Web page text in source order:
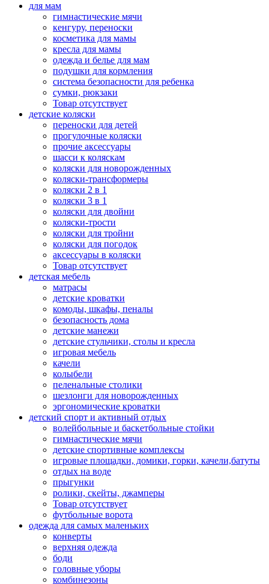
для мам
гимнастические мячи
кенгуру, переноски
косметика для мамы
кресла для мамы
одежда и белье для мам
подушки для кормления
система безопасности для ребенка
сумки, рюкзаки
Товар отсутствует
детские коляски
переноски для детей
прогулочные коляски
прочие аксессуары
шасси к коляскам
коляски для новорожденных
коляски-трансформеры
коляски 2 в 1
коляски 3 в 1
коляски для двойни
коляски-трости
коляски для тройни
коляски для погодок
аксессуары в коляски
Товар отсутствует
детская мебель
матрасы
детские кроватки
комоды, шкафы, пеналы
безопасность дома
детские манежи
детские стульчики, столы и кресла
игровая мебель
качели
колыбели
пеленальные столики
шезлонги для новорожденных
эргономические кроватки
детский спорт и активный отдых
волейбольные и баскетбольные стойки
гимнастические мячи
детские спортивные комплексы
игровые площадки, домики, горки, качели,батуты
отдых на воде
прыгунки
ролики, скейты, джамперы
Товар отсутствует
футбольные ворота
одежда для самых маленьких
конверты
верхняя одежда
боди
головные уборы
комбинезоны